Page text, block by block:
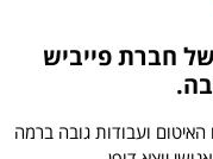
חברת פייביש
ועבודות גובה ברמה